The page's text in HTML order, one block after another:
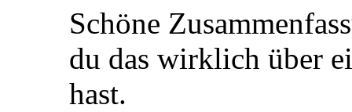
Schöne
du das wirklich über
hast.